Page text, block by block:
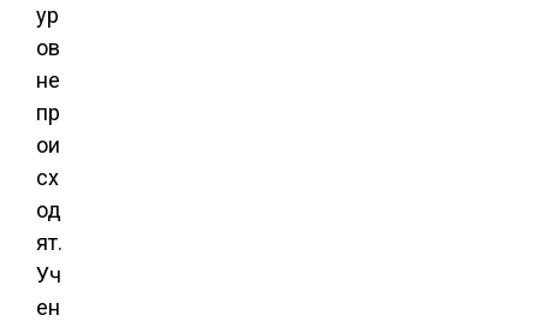
ур
ов
не
пр
ои
сх
од
ят.
Уч
ен